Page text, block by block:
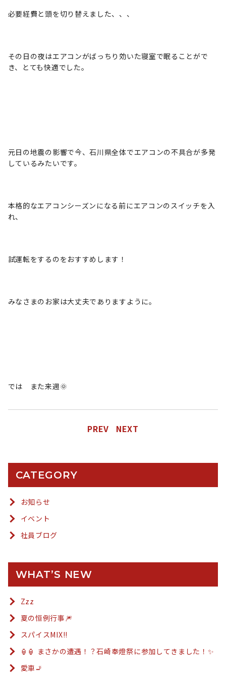
必要経費と頭を切り替えました、、、
その日の夜はエアコンがばっちり効いた寝室で眠ることがで
き、とても快適でした。
元日の地震の影響で今、石川県全体でエアコンの不具合が多発
しているみたいです。
本格的なエアコンシーズンになる前にエアコンのスイッチを入
れ、
試運転をするのをおすすめします！
みなさまのお家は大丈夫でありますように。
では また来週🌞
PREV NEXT
CATEGORY
お知らせ
イベント
社員ブログ
WHAT’S NEW
Zzz
夏の恒例行事🎆
スパイスMIX!!
🏮🏮 まさかの遭遇！？石崎奉燈祭に参加してきました！✨
愛車🚬